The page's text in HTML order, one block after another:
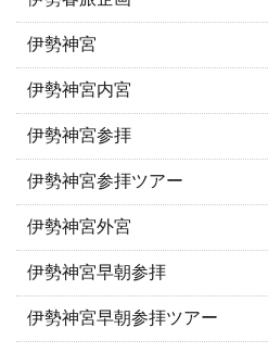
伊勢神宮
伊勢神宮内宮
伊勢神宮参拝
伊勢神宮参拝ツアー
伊勢神宮外宮
伊勢神宮早朝参拝
伊勢神宮早朝参拝ツアー